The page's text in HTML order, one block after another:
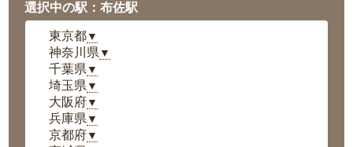
選択中の駅：布佐駅
東京都▼
神奈川県 ▼
千葉県 ▼
埼玉県 ▼
大阪府▼
兵庫県 ▼
京都府▼